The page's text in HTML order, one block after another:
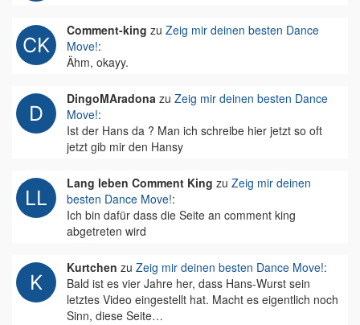
Comment-king zu Zeig mir deinen besten Dance
Move!:
Ähm, okayy.
DingoMAradona zu Zeig mir deinen besten Dance
Move!:
Ist der Hans da ? Man ich schreibe hier jetzt so oft
jetzt gib mir den Hansy
Lang leben Comment King zu Zeig mir deinen
besten Dance Move!:
Ich bin dafür dass die Seite an comment king
abgetreten wird
Kurtchen zu Zeig mir deinen besten Dance Move!:
Bald ist es vier Jahre her, dass Hans-Wurst sein
letztes Video eingestellt hat. Macht es eigentlich noch
Sinn, diese Seite…